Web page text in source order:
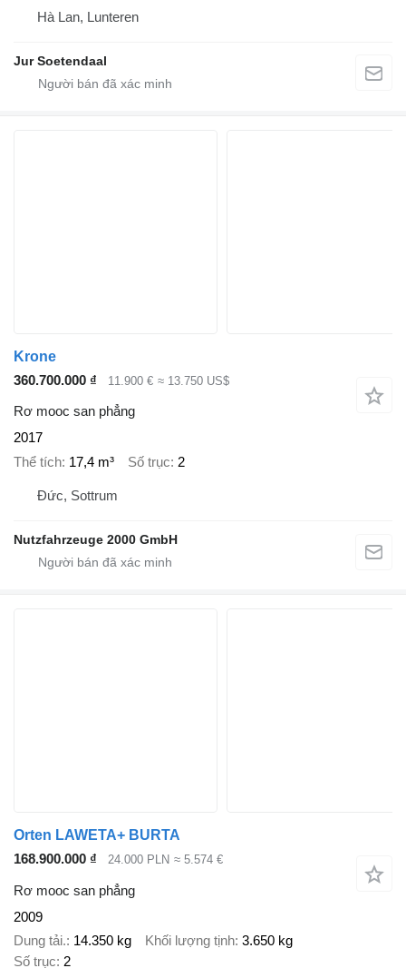
Hà Lan, Lunteren
Jur Soetendaal
Krone
360.700.000 ₫
11.900 € ≈ 13.750 US$
Rơ mooc san phẳng
2017
Thể tích 17,4 m³ Số trục 2
Đức, Sottrum
Nutzfahrzeuge 2000 GmbH
Orten LAWETA+ BURTA
168.900.000 ₫
24.000 PLN ≈ 5.574 €
Rơ mooc san phẳng
2009
Dung tải. 14.350 kg Khối lượng tịnh 3.650 kg
Số trục 2